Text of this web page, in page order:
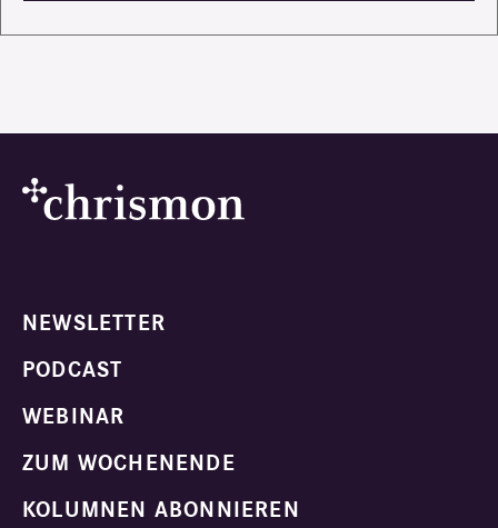
NEWSLETTER
PODCAST
WEBINAR
ZUM WOCHENENDE
KOLUMNEN ABONNIEREN